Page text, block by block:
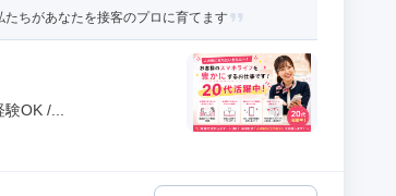
ちがあなたを接客のプロに育てます
OK /...